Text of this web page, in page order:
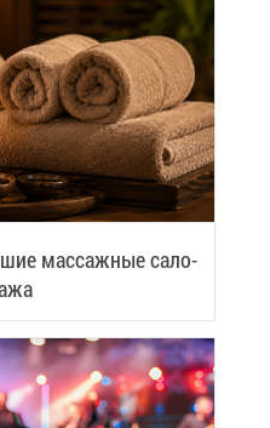
мас­саж­ные са­ло­